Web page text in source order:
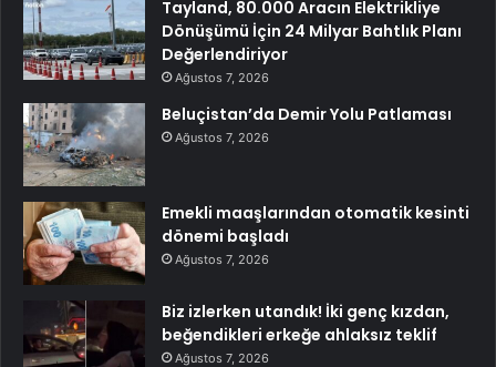
Tayland, 80.000 Aracın Elektrikliye
Dönüşümü İçin 24 Milyar Bahtlık Planı
Değerlendiriyor
Ağustos 7, 2026
Beluçistan’da Demir Yolu Patlaması
Ağustos 7, 2026
Emekli maaşlarından otomatik kesinti
dönemi başladı
Ağustos 7, 2026
Biz izlerken utandık! İki genç kızdan,
beğendikleri erkeğe ahlaksız teklif
Ağustos 7, 2026